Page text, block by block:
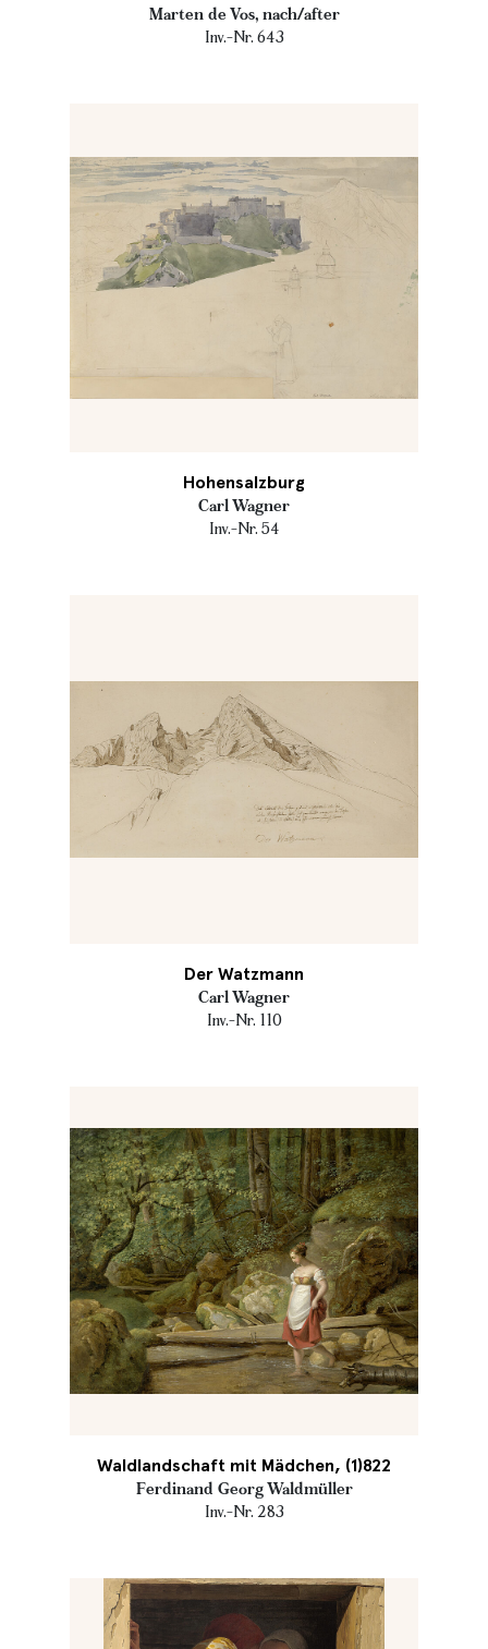
Marten de Vos, nach/after
Inv.-Nr. 643
Hohensalzburg
Carl Wagner
Inv.-Nr. 54
Der Watzmann
Carl Wagner
Inv.-Nr. 110
Waldlandschaft mit Mädchen, (1)822
Ferdinand Georg Waldmüller
Inv.-Nr. 283